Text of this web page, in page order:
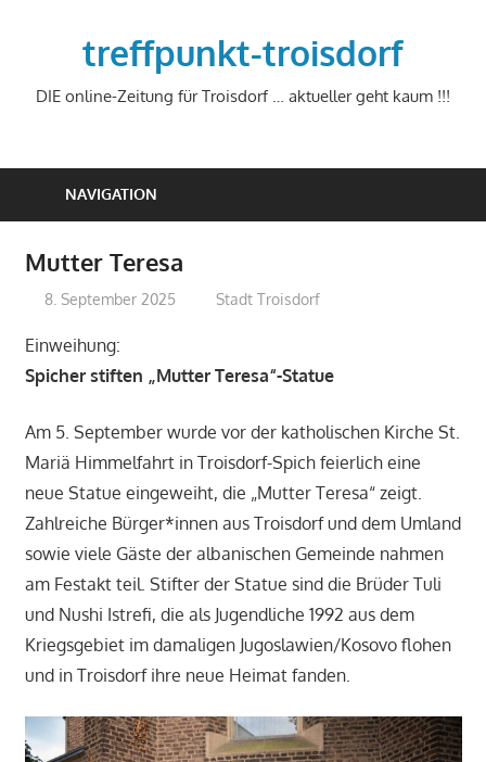
treffpunkt-troisdorf
DIE online-Zeitung für Troisdorf … aktueller geht kaum !!!
NAVIGATION
Mutter Teresa
8. September 2025 treffpunkt
Stadt Troisdorf
Einweihung:
Spicher stiften „Mutter Teresa“-Statue
Am 5. September wurde vor der katholischen Kirche St.
Mariä Himmelfahrt in Troisdorf-Spich feierlich eine
neue Statue eingeweiht, die „Mutter Teresa“ zeigt.
Zahlreiche Bürger*innen aus Troisdorf und dem Umland
sowie viele Gäste der albanischen Gemeinde nahmen
am Festakt teil. Stifter der Statue sind die Brüder Tuli
und Nushi Istrefi, die als Jugendliche 1992 aus dem
Kriegsgebiet im damaligen Jugoslawien/Kosovo flohen
und in Troisdorf ihre neue Heimat fanden.